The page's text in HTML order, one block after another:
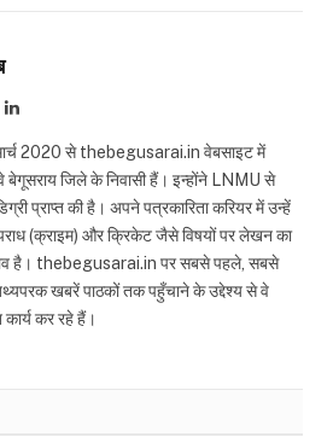
LinkedIn
2020 से thebegusarai.in वेबसाइट में
बेगूसराय जिले के निवासी हैं। इन्होंने LNMU से
प्राप्त की है। अपने पत्रकारिता करियर में उन्हें
(क्राइम) और क्रिकेट जैसे विषयों पर लेखन का
है। thebegusarai.in पर सबसे पहले, सबसे
खबरें पाठकों तक पहुँचाने के उद्देश्य से वे
कर रहे हैं।